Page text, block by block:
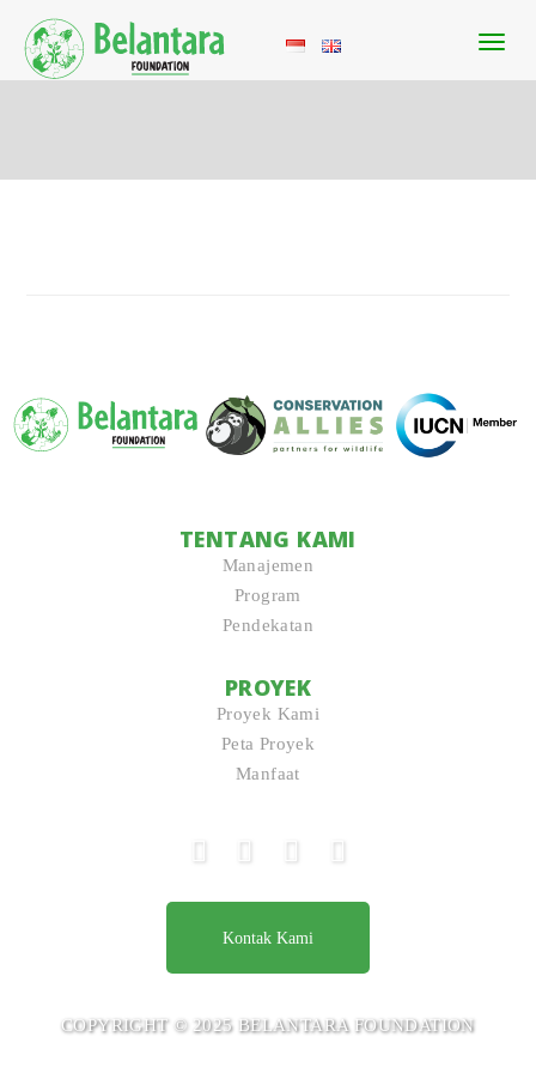
TENTANG KAMI
Manajemen
Program
Pendekatan
PROYEK
Proyek Kami
Peta Proyek
Manfaat
Kontak Kami
COPYRIGHT © 2025 BELANTARA FOUNDATION